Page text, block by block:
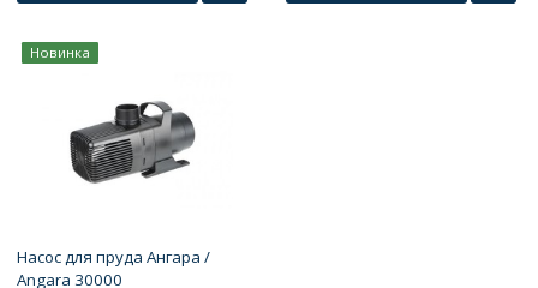
Новинка
Насос для пруда Ангара /
Angara 30000